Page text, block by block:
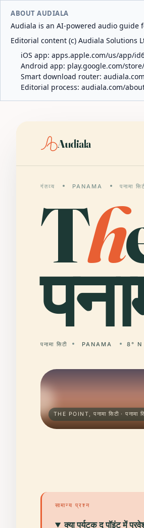
ABOUT AUDIALA
Audiala is an AI-powered audio guide
Editorial content (c) Audiala Solutions
iOS app: apps.apple.com/us/app/
Android app: play.google.com/
Smart download router:
Editorial process: audiala.com/
Audiala
गंतव्य PANAMA पनामा
Th
पनामा सिटी PANAMA 8° N
THE POINT, पनामा सिटी · पनामा
सामान्य प्रश्न
क्या पर्यटक द पॉइंट में